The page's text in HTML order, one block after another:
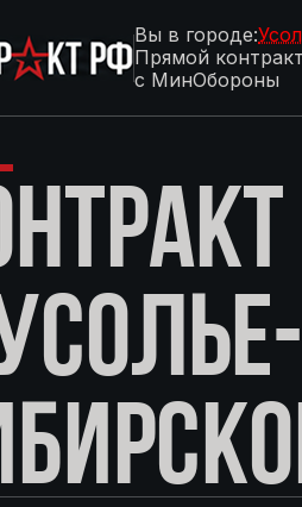
Вы в городе:
Прямой
с МинОбороны